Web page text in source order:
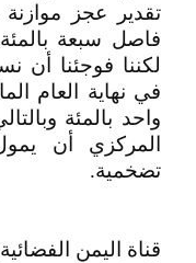
فاصل سبعة
لكننا فوجئنا
في نهاية العام
واحد بالمئة
المركزي أن
تضخمية.
قناة اليمن